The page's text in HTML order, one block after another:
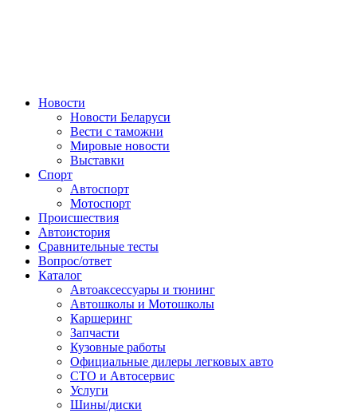
Сайт про автомобили
Новости
Новости Беларуси
Вести с таможни
Мировые новости
Выставки
Спорт
Автоспорт
Мотоспорт
Происшествия
Автоистория
Сравнительные тесты
Вопрос/ответ
Каталог
Автоакcессуары и тюнинг
Автошколы и Мотошколы
Каршеринг
Запчасти
Кузовные работы
Официальные дилеры легковых авто
СТО и Автосервис
Услуги
Шины/диски